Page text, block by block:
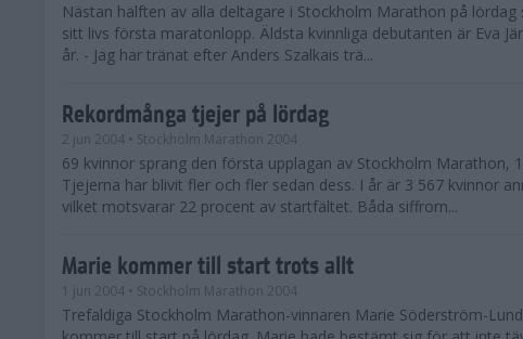
Nästan hälften av alla deltagare i Stockholm Marathon på lördag
sitt livs första maratonlopp. Äldsta kvinnliga debutanten är Eva
år. - Jag har tränat efter Anders Szalkais trä...
Rekordmånga tjejer på lördag
2 jun 2004 • Stockholm Marathon 2004
69 kvinnor sprang den första upplagan av Stockholm Marathon,
Tjejerna har blivit fler och fler sedan dess. I år är 3 567 kvinnor
vilket motsvarar 22 procent av startfältet. Båda siffrorn...
Marie kommer till start trots allt
1 jun 2004 • Stockholm Marathon 2004
Trefaldiga Stockholm Marathon-vinnaren Marie Söderström-